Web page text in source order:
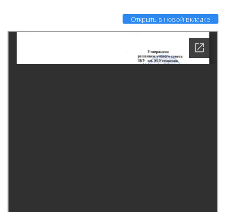
Открыть в новой вкладке